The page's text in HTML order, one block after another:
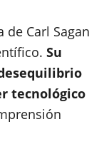
Carl Sagan
Su
tecnológico